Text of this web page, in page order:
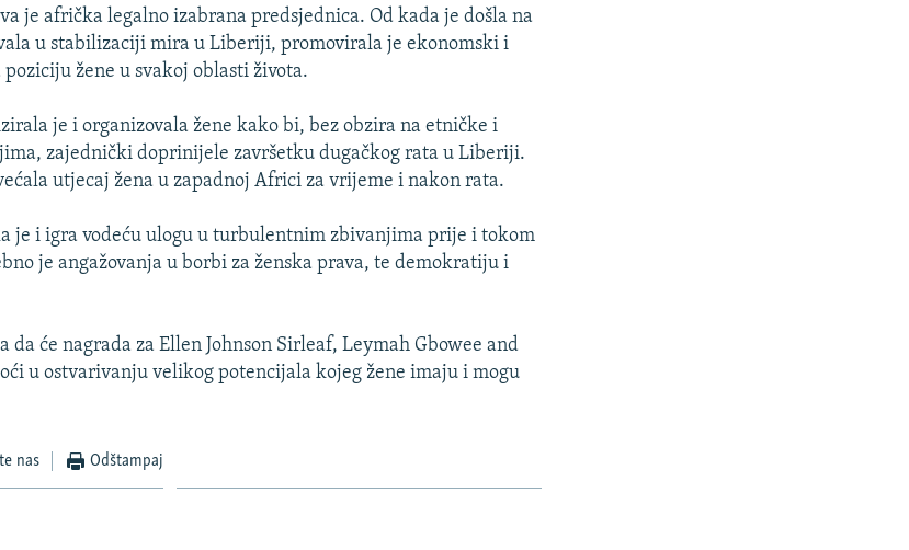
je afrička legalno izabrana predsjednica. Od kada je došla na
u stabilizaciji mira u Liberiji, promovirala je ekonomski i
žene u svakoj oblasti života.
je i organizovala žene kako bi, bez obzira na etničke i
zajednički doprinijele završetku dugačkog rata u Liberiji.
utjecaj žena u zapadnoj Africi za vrijeme i nakon rata.
je i igra vodeću ulogu u turbulentnim zbivanjima prije i tokom
je angažovanja u borbi za ženska prava, te demokratiju i
da će nagrada za Ellen Johnson Sirleaf, Leymah Gbowee and
u ostvarivanju velikog potencijala kojeg žene imaju i mogu
nas Odštampaj